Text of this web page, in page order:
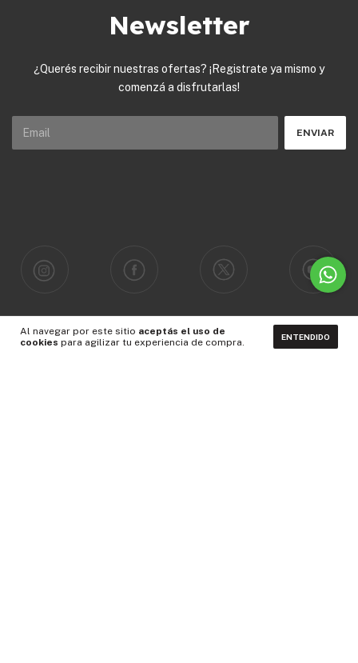
Al navegar por este sitio aceptás el uso de
cookies para agilizar tu experiencia de compra. ENTENDIDO
Newsletter
¿Querés recibir nuestras ofertas? ¡Registrate ya mismo y
comenzá a disfrutarlas!